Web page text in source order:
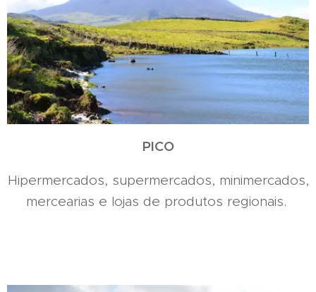
PICO
Hipermercados, supermercados, minimercados,
mercearias e lojas de produtos regionais.